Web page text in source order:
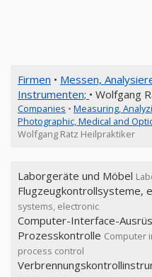
Firmen • Messen,
Instrumenten; • Wolfgang
Companies • Measuring,
Photographic, Medical and
Wolfgang Ratz Heilpraktiker
Laborgeräte und Möbel
Flugzeugkontrollsysteme,
systems, electronic
Computer-Interface-
Prozesskontrolle Computer
process control